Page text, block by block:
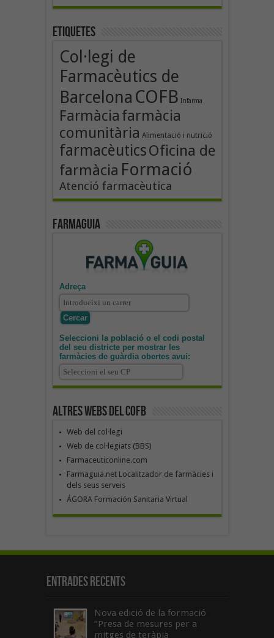
Etiquetes
Col·legi de
Farmacèutics de
Barcelona COFB Infarma
Farmàcia farmàcia
comunitària Alimentació i nutrició
farmacèuticsOficina de
farmàcia Formació
Atenció farmacèutica
Farmaguia
Adreça
Seleccioni la població o el codi postal
del seu districte per mostrar les
farmàcies de guàrdia obertes avui:
Altres webs del COFB
Web del col·legi
Web de col·legiats (BBS)
Farmaceuticonline.com
Farmaguia.net Localitzador de farmàcies i
dels seus serveis
ÁGORA Formación Sanitaria Virtual
Entrades recents
Nova edició de la formació
“Presa de mesures per a
mitges de teràpia